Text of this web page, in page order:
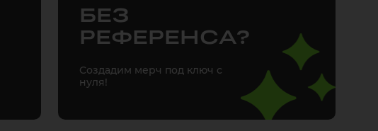
БЕЗ
РЕФЕРЕНСА?
Создадим мерч под ключ с
нуля!